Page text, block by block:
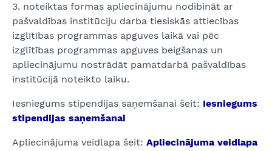
3. noteiktas formas apliecinājumu nodibināt ar
pašvaldības institūciju darba tiesiskās attiecības
izglītības programmas apguves laikā vai pēc
izglītības programmas apguves beigšanas un
apliecinājumu nostrādāt pamatdarbā pašvaldības
institūcijā noteikto laiku.
Iesniegums stipendijas saņemšanai šeit: Iesniegums
stipendijas saņemšanai
Apliecinājuma veidlapa šeit: Apliecinājuma veidlapa